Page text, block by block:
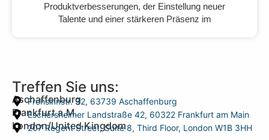
Produktverbesserungen, der Einstellung neuer
Talente und einer stärkeren Präsenz im
Treffen Sie uns:
Aschaffenburg
Frohsinnstr. 32, 63739 Aschaffenburg
Frankfurt a.M.
Eschersheimer Landstraße 42, 60322 Frankfurt am Main
London/United Kingdom
207 Regent Street, Suite 8, Third Floor, London W1B 3HH